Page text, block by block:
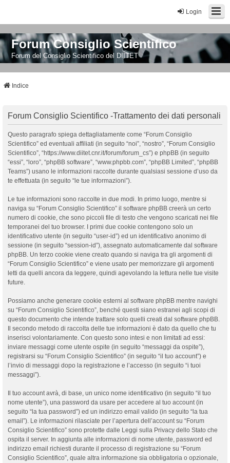
Login
Forum Consiglio Scientifico
Forum del Consiglio Scientifico del DIITET
Indice
Forum Consiglio Scientifico -Trattamento dei dati personali
Questo paragrafo spiega dettagliatamente come “Forum Consiglio
Scientifico” ed eventuali affiliati (in seguito “noi”, “nostro”, “Forum Consiglio
Scientifico”, “https://www.diitet.cnr.it/forum/forum_cs”) e phpBB (in seguito
“essi”, “loro”, “phpBB software”, “www.phpbb.com”, “phpBB Limited”, “phpBB
Teams”) usano le informazioni raccolte durante qualsiasi sessione d’uso da
te effettuata (in seguito “le tue informazioni”).
Le tue informazioni sono raccolte in due modi. In primo luogo, mentre si
naviga su “Forum Consiglio Scientifico” il software phpBB creerà un certo
numero di cookie, che sono piccoli file di testo che vengono scaricati nei file
temporanei del tuo browser. I primi due cookie contengono solo un
identificativo utente (in seguito “user-id”) ed un identificativo anonimo di
sessione (in seguito “session-id”), assegnato automaticamente dal software
phpBB. Un terzo cookie viene creato quando si naviga tra gli argomenti di
“Forum Consiglio Scientifico” e viene usato per memorizzare gli argomenti
letti da quelli ancora da leggere, quindi agevolando la lettura nelle tue visite
future.
Possiamo anche generare cookie esterni al software phpBB mentre navighi
su “Forum Consiglio Scientifico”, benché questi siano estranei agli scopi di
questo documento che intende trattare solo quelli creati dal software phpBB.
Il secondo metodo di raccolta delle tue informazioni è dato da quello che tu
inserisci volontariamente. Con questo sono intesi e non limitati ad essi:
inviare messaggi come utente ospite (in seguito “messaggi da ospite”),
registrarsi su “Forum Consiglio Scientifico” (in seguito “il tuo account”) e
l’invio di messaggi dopo la registrazione e l’accesso (in seguito “i tuoi
messaggi”).
Il tuo account avrà, di base, un unico nome identificativo (in seguito “il tuo
nome utente”), una password da usare per accedere al tuo account (in
seguito “la tua password”) ed un indirizzo email valido (in seguito “la tua
email”). Le informazioni rilasciate per l’apertura dell’account su “Forum
Consiglio Scientifico” sono protette dalle Leggi sulla Privacy dello Stato che
ospita il server. In aggiunta alle informazioni di nome utente, password ed
indirizzo email richiesti durante il processo di registrazione su “Forum
Consiglio Scientifico”, quale altra informazione sia obbligatoria o opzionale,